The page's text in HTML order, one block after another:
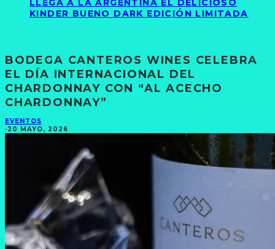
LLEGA A LA ARGENTINA EL DELICIOSO
KINDER BUENO DARK EDICIÓN LIMITADA
BODEGA CANTEROS WINES CELEBRA
EL DÍA INTERNACIONAL DEL
CHARDONNAY CON “AL ACECHO
CHARDONNAY”
EVENTOS
·20 MAYO, 2026